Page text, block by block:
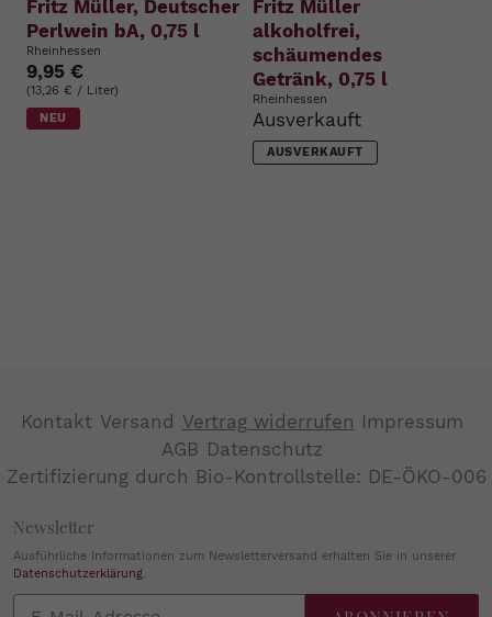
Fritz Müller, Deutscher
Perlwein bA, 0,75 l
Rheinhessen
9,95 €
(13,26 € / Liter)
NEU
Fritz Müller
alkoholfrei,
schäumendes
Getränk, 0,75 l
Rheinhessen
Ausverkauft
AUSVERKAUFT
Kontakt Versand Vertrag widerrufen Impressum
AGB Datenschutz
Zertifizierung durch Bio-Kontrollstelle: DE-ÖKO-006
Newsletter
Ausführliche Informationen zum Newsletterversand erhalten Sie in unserer
Datenschutzerklärung.